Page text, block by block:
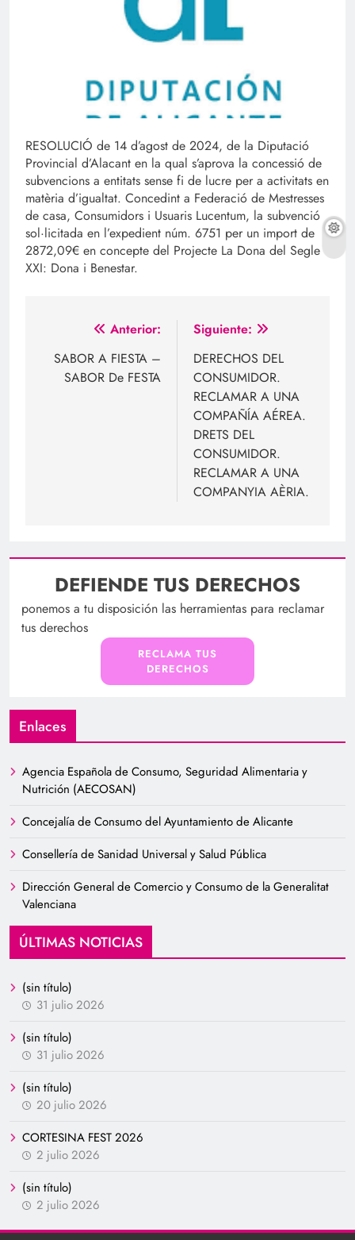
RESOLUCIÓ de 14 d’agost de 2024, de la Diputació
Provincial d’Alacant en la qual s’aprova la concessió de
subvencions a entitats sense fi de lucre per a activitats en
matèria d’igualtat. Concedint a Federació de Mestresses
de casa, Consumidors i Usuaris Lucentum, la subvenció
sol·licitada en l’expedient núm. 6751 per un import de
2872,09€ en concepte del Projecte La Dona del Segle
XXI: Dona i Benestar.
Navegación
de
entradas
Anterior:
SABOR A FIESTA –
SABOR De FESTA
Siguiente:
DERECHOS DEL
CONSUMIDOR.
RECLAMAR A UNA
COMPAÑÍA AÉREA.
DRETS DEL
CONSUMIDOR.
RECLAMAR A UNA
COMPANYIA AÈRIA.
DEFIENDE TUS DERECHOS
ponemos a tu disposición las herramientas para reclamar
tus derechos
RECLAMA TUS
DERECHOS
Enlaces
Agencia Española de Consumo, Seguridad Alimentaria y
Nutrición (AECOSAN)
Concejalía de Consumo del Ayuntamiento de Alicante
Consellería de Sanidad Universal y Salud Pública
Dirección General de Comercio y Consumo de la Generalitat
Valenciana
ÚLTIMAS NOTICIAS
(sin título)
31 julio 2026
(sin título)
31 julio 2026
(sin título)
20 julio 2026
CORTESINA FEST 2026
2 julio 2026
(sin título)
2 julio 2026